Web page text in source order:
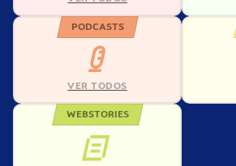
PODCASTS
VER TODOS
WEBSTORIES